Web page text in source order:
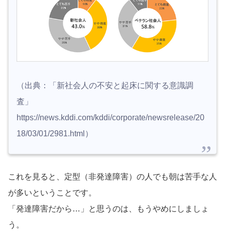
（出典：「新社会人の不安と起床に関する意識調
査」
https://news.kddi.com/kddi/corporate/newsrelease/20
18/03/01/2981.html）
これを見ると、定型（非発達障害）の人でも朝は苦手な人
が多いということです。
「発達障害だから…」と思うのは、もうやめにしましょ
う。